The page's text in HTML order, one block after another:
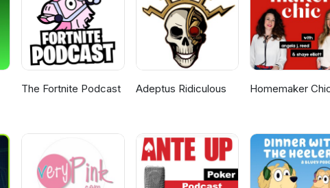
The Fortnite Podcast Adeptus Ridiculous Homemaker